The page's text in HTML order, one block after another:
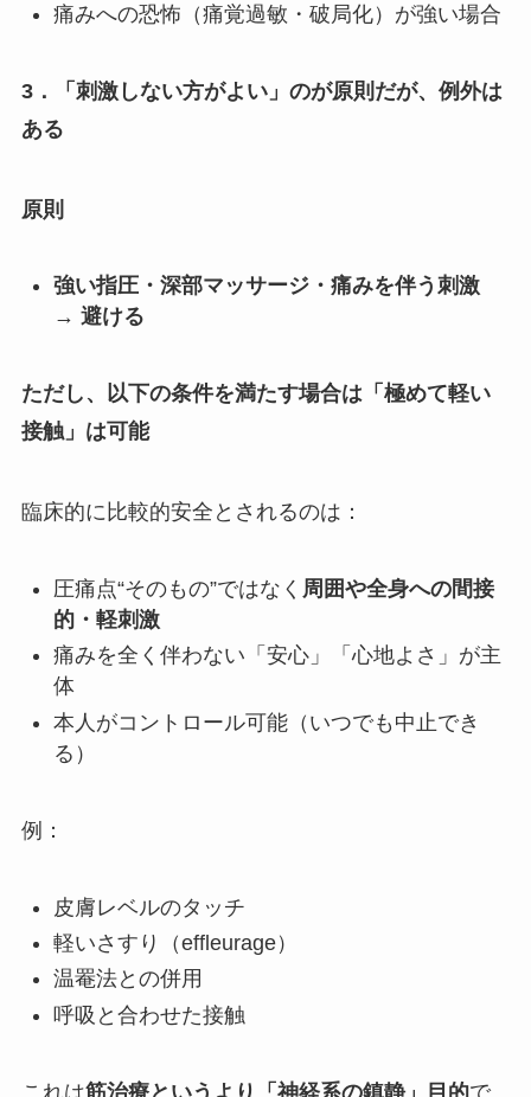
痛みへの恐怖（痛覚過敏・破局化）が強い場合
3．「刺激しない方がよい」のが原則だが、例外は
ある
原則
強い指圧・深部マッサージ・痛みを伴う刺激
→ 避ける
ただし、以下の条件を満たす場合は「極めて軽い
接触」は可能
臨床的に比較的安全とされるのは：
圧痛点“そのもの”ではなく 周囲や全身への間接
的・軽刺激
痛みを全く伴わない「安心」「心地よさ」が主
体
本人がコントロール可能（いつでも中止でき
る）
例：
皮膚レベルのタッチ
軽いさすり（effleurage）
温罨法との併用
呼吸と合わせた接触
これは筋治療というより「神経系の鎮静」目的で